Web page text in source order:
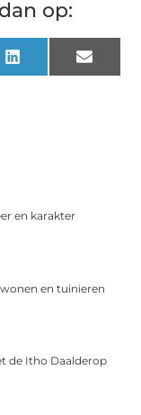
op:
LinkedIn Email
en karakter
en tuinieren
de Itho Daalderop